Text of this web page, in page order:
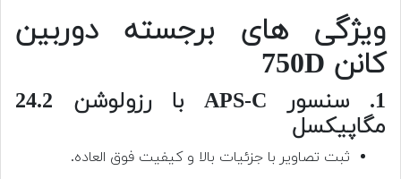
ویژگی های برجسته دوربین
کانن 750D
1. سنسور APS-C با رزولوشن 24.2
مگاپیکسل
ثبت تصاویر با جزئیات بالا و کیفیت فوق العاده.